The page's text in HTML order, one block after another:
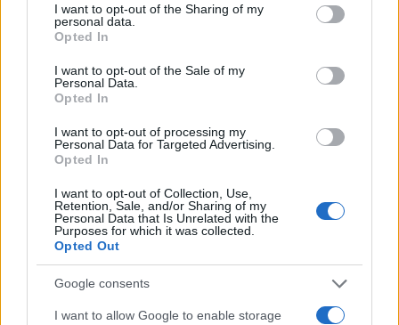
not limited to your visit or usage behaviour. You may click to
grant or deny consent to Google and its third-party tags to
use your data for below specified purposes in below Google
consent section.
I want to opt-out of the Sharing of my
personal data.
Opted In
I want to opt-out of the Sale of my
Personal Data.
Opted In
I want to opt-out of processing my
Personal Data for Targeted Advertising.
Opted In
I want to opt-out of Collection, Use,
Retention, Sale, and/or Sharing of my
Personal Data that Is Unrelated with the
Purposes for which it was collected.
Opted Out
Google consents
I want to allow Google to enable storage